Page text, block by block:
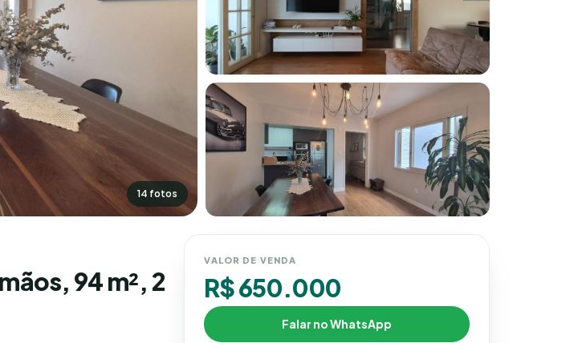
14 fotos
94 m², 2
VALOR DE VENDA
R$ 650.000
Falar no WhatsApp